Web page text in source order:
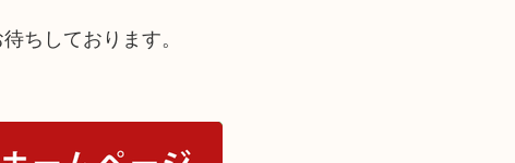
ちしております。